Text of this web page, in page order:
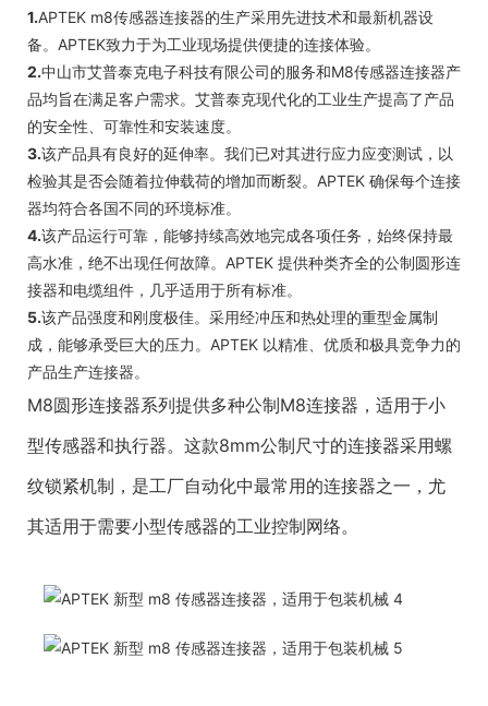
1.APTEK m8传感器连接器的生产采用先进技术和最新机器设
备。APTEK致力于为工业现场提供便捷的连接体验。
2.中山市艾普泰克电子科技有限公司的服务和M8传感器连接器产
品均旨在满足客户需求。艾普泰克现代化的工业生产提高了产品
的安全性、可靠性和安装速度。
3.该产品具有良好的延伸率。我们已对其进行应力应变测试，以
检验其是否会随着拉伸载荷的增加而断裂。APTEK 确保每个连接
器均符合各国不同的环境标准。
4.该产品运行可靠，能够持续高效地完成各项任务，始终保持最
高水准，绝不出现任何故障。APTEK 提供种类齐全的公制圆形连
接器和电缆组件，几乎适用于所有标准。
5.该产品强度和刚度极佳。采用经冲压和热处理的重型金属制
成，能够承受巨大的压力。APTEK 以精准、优质和极具竞争力的
产品生产连接器。
M8圆形连接器系列提供多种公制M8连接器，适用于小
型传感器和执行器。这款8mm公制尺寸的连接器采用螺
纹锁紧机制，是工厂自动化中最常用的连接器之一，尤
其适用于需要小型传感器的工业控制网络。